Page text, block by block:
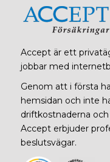
Accept är ett
jobbar med
Genom att i första
hemsidan och inte
driftkostnaderna
Accept erbjuder
beslutsvägar.